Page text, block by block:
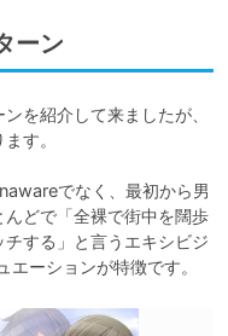
ーン
を紹介して来ましたが、
す。
でなく、最初から男
どで「全裸で街中を闊歩
する」と言うエキシビジ
ーションが特徴です。